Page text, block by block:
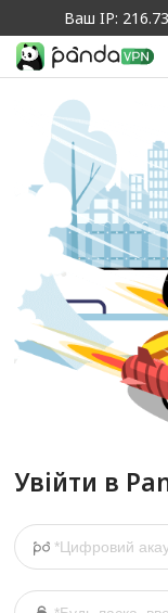
Ваш IP:
Увійти в